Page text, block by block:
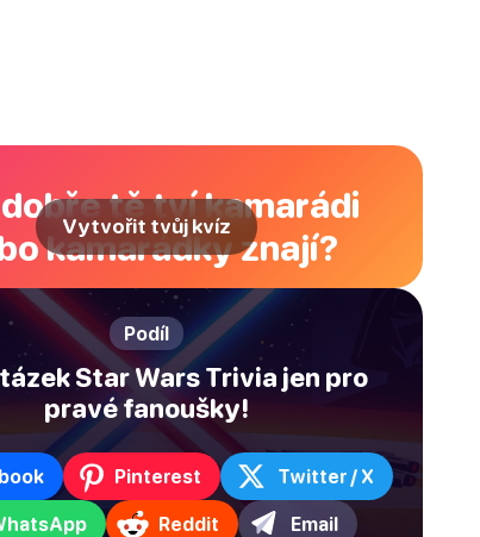
tě tví kamarádi
kamarádky znají?
Vytvořit tvůj kvíz
Podíl
Star Wars Trivia jen pro
pravé fanoušky!
Pinterest Twitter / X
Reddit Email